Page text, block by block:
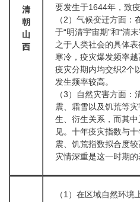
清
朝
山
西
要发生于1644年，致
（2）气候变迁方面
于“明清宇宙期”和“清
之于人类社会的具体
寒冷，疫灾爆发频率
疫灾分期内均交织2个
发生频率较高。
（3）自然灾害方面
震、霜雪以及饥荒等
生、衍生关系，而其中
见。十年疫灾指数与
震、饥荒指数拟合度
灾情深重是这一时期的
（1）在区域自然环